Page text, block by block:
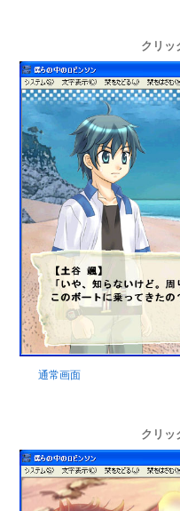
クリッ
通常画面
クリッ